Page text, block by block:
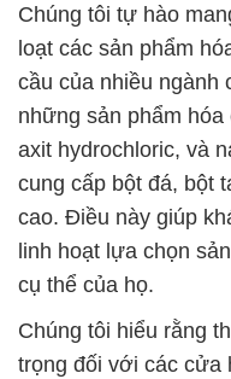
Chúng tôi tự hào
loạt các sản phẩm
cầu của nhiều ngành
những sản phẩm
axit hydrochloric, và
cung cấp bột đá, bột
cao. Điều này giúp
linh hoạt lựa chọn
cụ thể của họ.
Chúng tôi hiểu rằng
trọng đối với các cửa